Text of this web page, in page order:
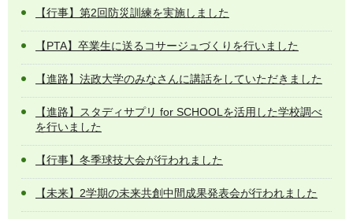
【行事】第2回防災訓練を実施しました
【PTA】卒業生に送るコサージュづくりを行いました
【進路】法政大学のみなさんに講話をしていただきました
【進路】スタディサプリ for SCHOOLを活用した学校調べ
を行いました
【行事】冬季球技大会が行われました
【未来】2学期の未来共創中間成果発表会が行われました